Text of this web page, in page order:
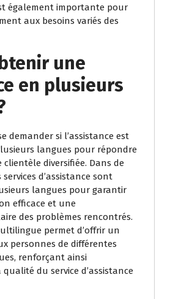
également importante pour
aux besoins variés des
une
en plusieurs
demander si l’assistance est
langues pour répondre
clientèle diversifiée. Dans de
d’assistance sont
langues pour garantir
efficace et une
des problèmes rencontrés.
permet d’offrir un
personnes de différentes
renforçant ainsi
qualité du service d’assistance